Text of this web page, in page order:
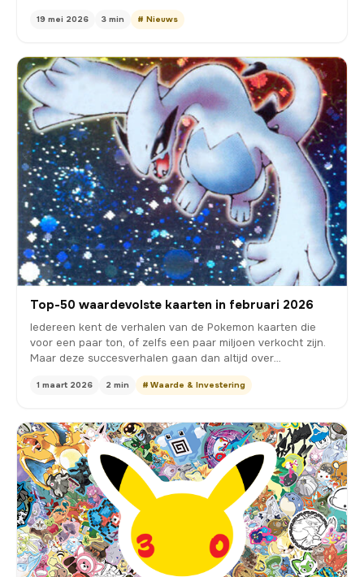
19 mei 2026 3 min # Nieuws
Top-50 waardevolste kaarten in februari 2026
Iedereen kent de verhalen van de Pokemon kaarten die
voor een paar ton, of zelfs een paar miljoen verkocht zijn.
Maar deze succesverhalen gaan dan altijd over…
1 maart 2026 2 min # Waarde & Investering